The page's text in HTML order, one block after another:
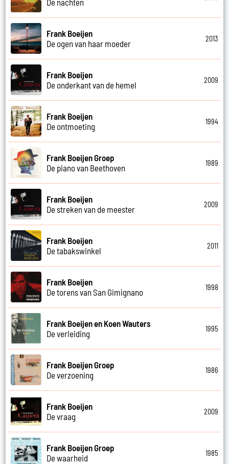
De nachten
Frank Boeijen
De ogen van haar moeder
2013
Frank Boeijen
De onderkant van de hemel
2009
Frank Boeijen
De ontmoeting
1994
Frank Boeijen Groep
De piano van Beethoven
1989
Frank Boeijen
De streken van de meester
2009
Frank Boeijen
De tabakswinkel
2011
Frank Boeijen
De torens van San Gimignano
1998
Frank Boeijen en Koen Wauters
De verleiding
1995
Frank Boeijen Groep
De verzoening
1986
Frank Boeijen
De vraag
2009
Frank Boeijen Groep
De waarheid
1985